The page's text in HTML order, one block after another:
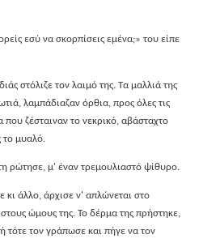
εσύ να σκορπίσεις εμένα;» του είπε
στόλιζε τον λαιμό της. Τα μαλλιά της
λαμπάδιαζαν όρθια, προς όλες τις
που ζέσταιναν το νεκρικό, αβάσταχτο
το μυαλό.
ρώτησε, μ' έναν τρεμουλιαστό ψίθυρο.
κι άλλο, άρχισε ν' απλώνεται στο
ώμους της. Το δέρμα της πρήστηκε,
τότε τον γράπωσε και πήγε να τον